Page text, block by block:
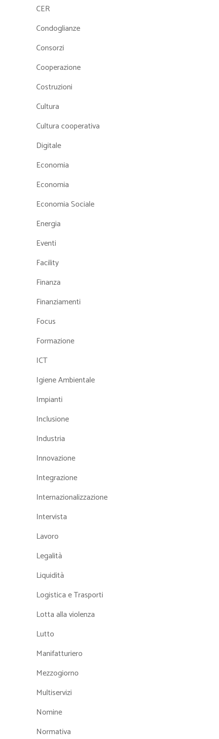
CER
Condoglianze
Consorzi
Cooperazione
Costruzioni
Cultura
Cultura cooperativa
Digitale
Economia
Economia
Economia Sociale
Energia
Eventi
Facility
Finanza
Finanziamenti
Focus
Formazione
ICT
Igiene Ambientale
Impianti
Inclusione
Industria
Innovazione
Integrazione
Internazionalizzazione
Intervista
Lavoro
Legalità
Liquidità
Logistica e Trasporti
Lotta alla violenza
Lutto
Manifatturiero
Mezzogiorno
Multiservizi
Nomine
Normativa